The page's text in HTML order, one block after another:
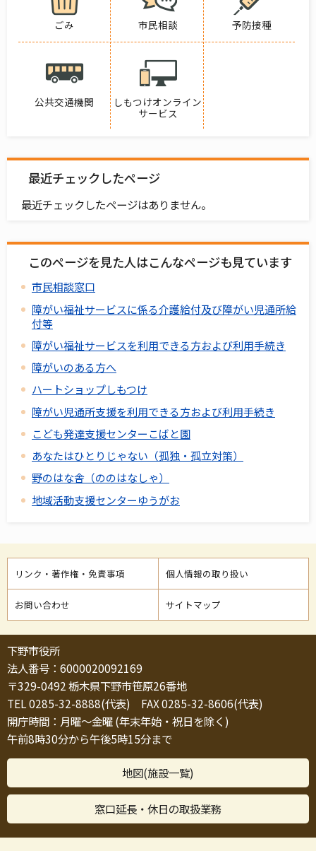
ごみ 市民相談 予防接種
公共交通機関
しもつけオンライン
サービス
最近チェックしたページ
最近チェックしたページはありません。
このページを見た人はこんなページも見ています
市民相談窓口
障がい福祉サービスに係る介護給付及び障がい児通所給
付等
障がい福祉サービスを利用できる方および利用手続き
障がいのある方へ
ハートショップしもつけ
障がい児通所支援を利用できる方および利用手続き
こども発達支援センターこばと園
あなたはひとりじゃない（孤独・孤立対策）
野のはな舎（ののはなしゃ）
地域活動支援センターゆうがお
リンク・著作権・免責事項 個人情報の取り扱い
お問い合わせ サイトマップ
下野市役所
法人番号：6000020092169
〒329-0492 栃木県下野市笹原26番地
TEL 0285-32-8888(代表) FAX 0285-32-8606(代表)
開庁時間：月曜～金曜 (年末年始・祝日を除く)
午前8時30分から午後5時15分まで
地図(施設一覧)
窓口延長・休日の取扱業務